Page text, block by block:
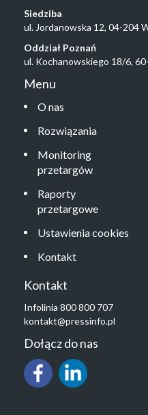
Siedziba
ul. Jordanowska 12, 04-204
Oddział Poznań
ul. Kochanowskiego 18/6,
Menu
O nas
Rozwiązania
Monitoring
przetargów
Raporty
przetargowe
Ustawienia cookies
Kontakt
Kontakt
Infolinia 800 800 707
kontakt@pressinfo.pl
Dołącz do nas